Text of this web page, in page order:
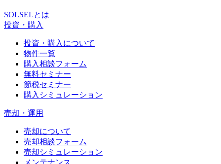
SOLSELとは
投資・購入
投資・購入について
物件一覧
購入相談フォーム
無料セミナー
節税セミナー
購入シミュレーション
売却・運用
売却について
売却相談フォーム
売却シミュレーション
メンテナンス